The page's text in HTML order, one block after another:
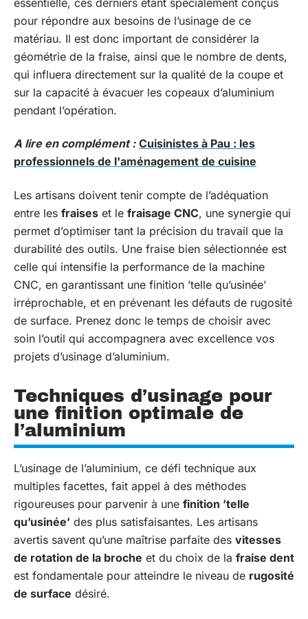
pour répondre aux besoins de l’usinage de ce
matériau. Il est donc important de considérer la
géométrie de la fraise, ainsi que le nombre de dents,
qui influera directement sur la qualité de la coupe et
sur la capacité à évacuer les copeaux d’aluminium
pendant l’opération.
A lire en complément : Cuisinistes à Pau : les
professionnels de l'aménagement de cuisine
Les artisans doivent tenir compte de l’adéquation
entre les fraises et le fraisage CNC, une synergie qui
permet d’optimiser tant la précision du travail que la
durabilité des outils. Une fraise bien sélectionnée est
celle qui intensifie la performance de la machine
CNC, en garantissant une finition ’telle qu’usinée’
irréprochable, et en prévenant les défauts de rugosité
de surface. Prenez donc le temps de choisir avec
soin l’outil qui accompagnera avec excellence vos
projets d’usinage d’aluminium.
Techniques d’usinage pour
une finition optimale de
l’aluminium
L’usinage de l’aluminium, ce défi technique aux
multiples facettes, fait appel à des méthodes
rigoureuses pour parvenir à une finition ’telle
qu’usinée’ des plus satisfaisantes. Les artisans
avertis savent qu’une maîtrise parfaite des vitesses
de rotation de la broche et du choix de la fraise dent
est fondamentale pour atteindre le niveau de rugosité
de surface désiré.